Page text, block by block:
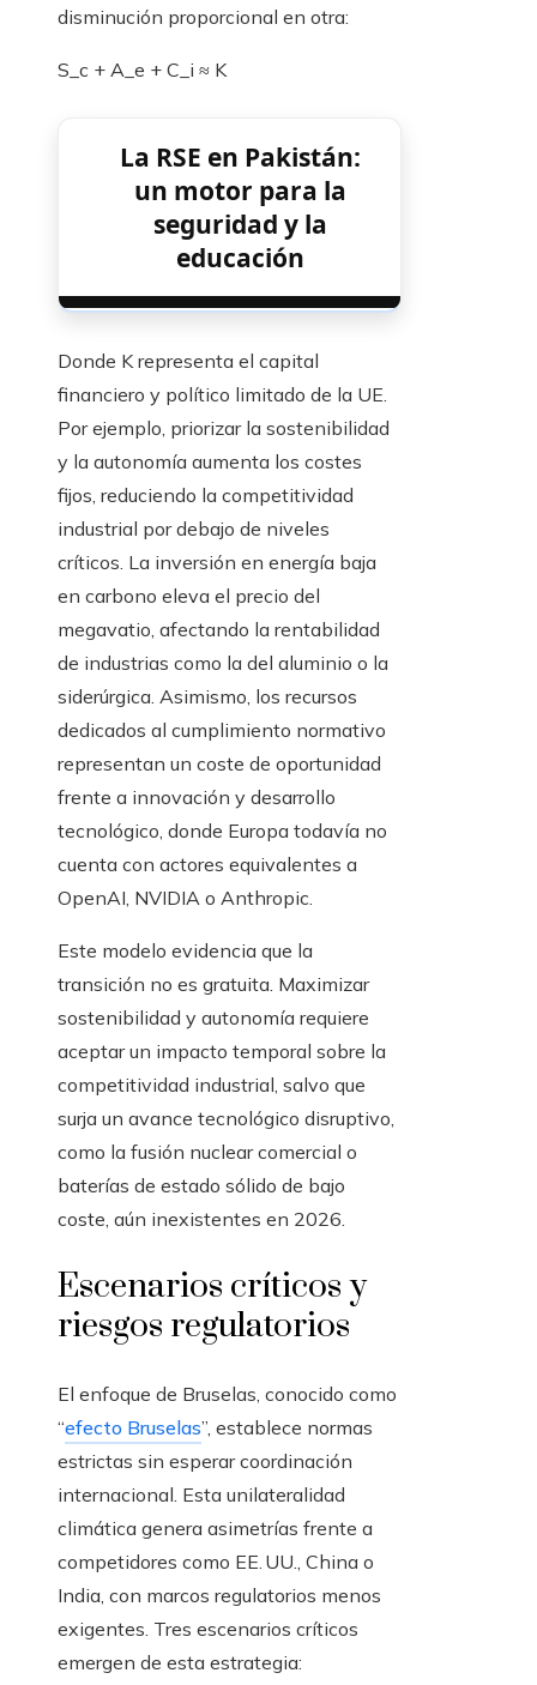
disminución proporcional en otra:
S_c + A_e + C_i ≈ K
La RSE en Pakistán:
un motor para la
seguridad y la
educación
Donde K representa el capital
financiero y político limitado de la UE.
Por ejemplo, priorizar la sostenibilidad
y la autonomía aumenta los costes
fijos, reduciendo la competitividad
industrial por debajo de niveles
críticos. La inversión en energía baja
en carbono eleva el precio del
megavatio, afectando la rentabilidad
de industrias como la del aluminio o la
siderúrgica. Asimismo, los recursos
dedicados al cumplimiento normativo
representan un coste de oportunidad
frente a innovación y desarrollo
tecnológico, donde Europa todavía no
cuenta con actores equivalentes a
OpenAI, NVIDIA o Anthropic.
Este modelo evidencia que la
transición no es gratuita. Maximizar
sostenibilidad y autonomía requiere
aceptar un impacto temporal sobre la
competitividad industrial, salvo que
surja un avance tecnológico disruptivo,
como la fusión nuclear comercial o
baterías de estado sólido de bajo
coste, aún inexistentes en 2026.
Escenarios críticos y
riesgos regulatorios
El enfoque de Bruselas, conocido como
“efecto Bruselas”, establece normas
estrictas sin esperar coordinación
internacional. Esta unilateralidad
climática genera asimetrías frente a
competidores como EE. UU., China o
India, con marcos regulatorios menos
exigentes. Tres escenarios críticos
emergen de esta estrategia: